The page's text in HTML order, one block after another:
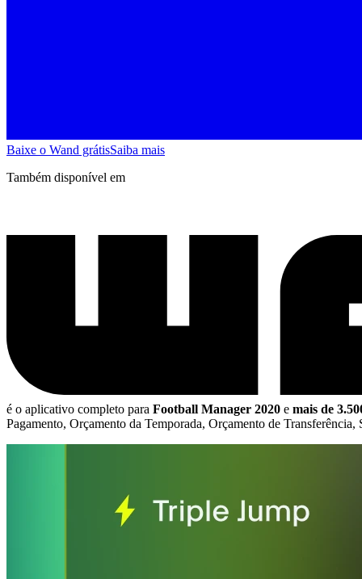
Baixe o Wand grátisSaiba mais
Também disponível em
é o aplicativo completo para Football Manager 2020 e mais de
Pagamento, Orçamento da Temporada, Orçamento de